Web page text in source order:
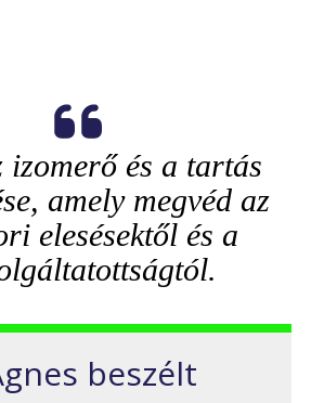
izomerő és a tartás
amely megvéd az
elesésektől és a
beszélt